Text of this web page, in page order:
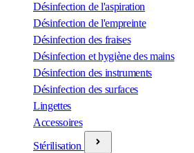
Désinfection de l'aspiration
Désinfection de l'empreinte
Désinfection des fraises
Désinfection et hygiène des mains
Désinfection des instruments
Désinfection des surfaces
Lingettes
Accessoires
Stérilisation